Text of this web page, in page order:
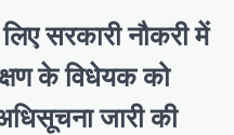
सरकारी नौकरी में
के विधेयक को
जारी की